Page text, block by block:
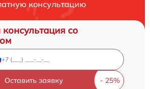
консультацию
со
Оставить заявку